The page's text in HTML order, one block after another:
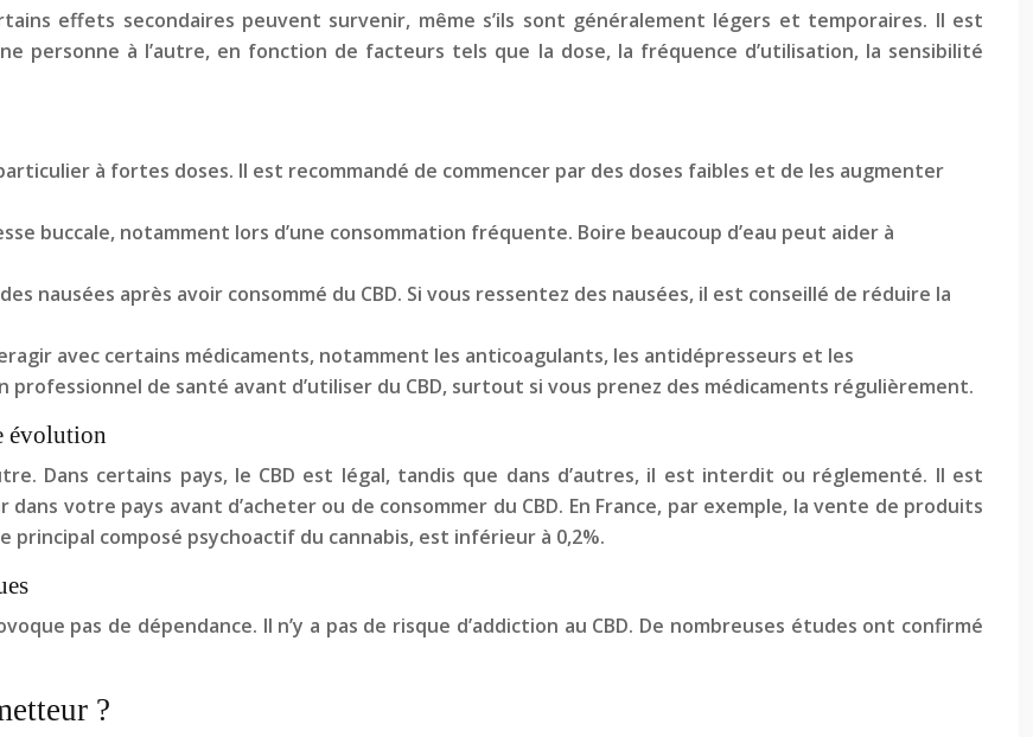
effets secondaires peuvent survenir, même s’ils sont généralement légers et temporaires. Il est
personne à l’autre, en fonction de facteurs tels que la dose, la fréquence d’utilisation, la sensibilité
à fortes doses. Il est recommandé de commencer par des doses faibles et de les augmenter
buccale, notamment lors d’une consommation fréquente. Boire beaucoup d’eau peut aider à
nausées après avoir consommé du CBD. Si vous ressentez des nausées, il est conseillé de réduire la
avec certains médicaments, notamment les anticoagulants, les antidépresseurs et les
de santé avant d’utiliser du CBD, surtout si vous prenez des médicaments régulièrement.
évolution
Dans certains pays, le CBD est légal, tandis que dans d’autres, il est interdit ou réglementé. Il est
votre pays avant d’acheter ou de consommer du CBD. En France, par exemple, la vente de produits
principal composé psychoactif du cannabis, est inférieur à 0,2%.
pas de dépendance. Il n’y a pas de risque d’addiction au CBD. De nombreuses études ont confirmé
?